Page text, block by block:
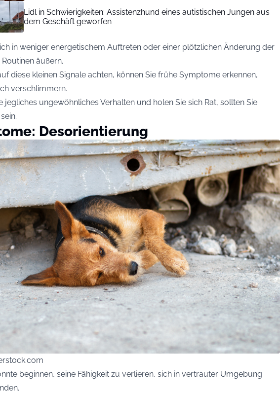
Lidl in Schwierigkeiten: Assistenzhund eines autistischen Jungen aus
dem Geschäft geworfen
in weniger energetischem Auftreten oder einer plötzlichen Änderung der
äußern.
diese kleinen Signale achten, können Sie frühe Symptome erkennen,
verschlimmern.
jegliches ungewöhnliches Verhalten und holen Sie sich Rat, sollten Sie
Desorientierung
beginnen, seine Fähigkeit zu verlieren, sich in vertrauter Umgebung